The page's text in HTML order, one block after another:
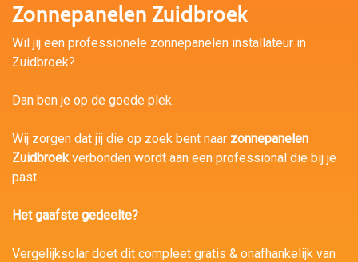
Zonnepanelen Zuidbroek
Wil jij een professionele zonnepanelen installateur in
Zuidbroek?
Dan ben je op de goede plek.
Wij zorgen dat jij die op zoek bent naar zonnepanelen
Zuidbroekverbonden wordt aan een professional die bij je
past.
Het gaafste gedeelte?
Vergelijksolar doet dit compleet gratis & onafhankelijk van